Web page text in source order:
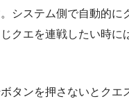
システム側で自動的に
クエを連戦したい時に
ボタンを押さないとクエ